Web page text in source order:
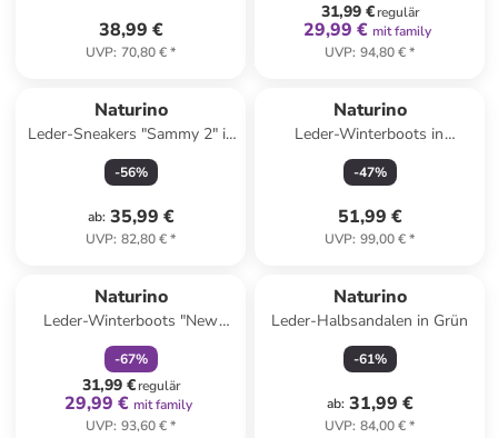
38,99 €
UVP: 70,80 €*
31,99 €regulär
29,99 € mit family
UVP: 94,80 €*
Naturino
Leder-Sneakers "Sammy 2" in
Blau
-56%
ab: 35,99 €
UVP: 82,80 €*
Naturino
Leder-Winterboots in
Dunkelblau
-47%
51,99 €
UVP: 99,00 €*
Naturino
Leder-Winterboots "New
Mulaz" in Anthrazit
-67%
31,99 €regulär
29,99 € mit family
UVP: 93,60 €*
Naturino
Leder-Halbsandalen in Grün
-61%
ab: 31,99 €
UVP: 84,00 €*